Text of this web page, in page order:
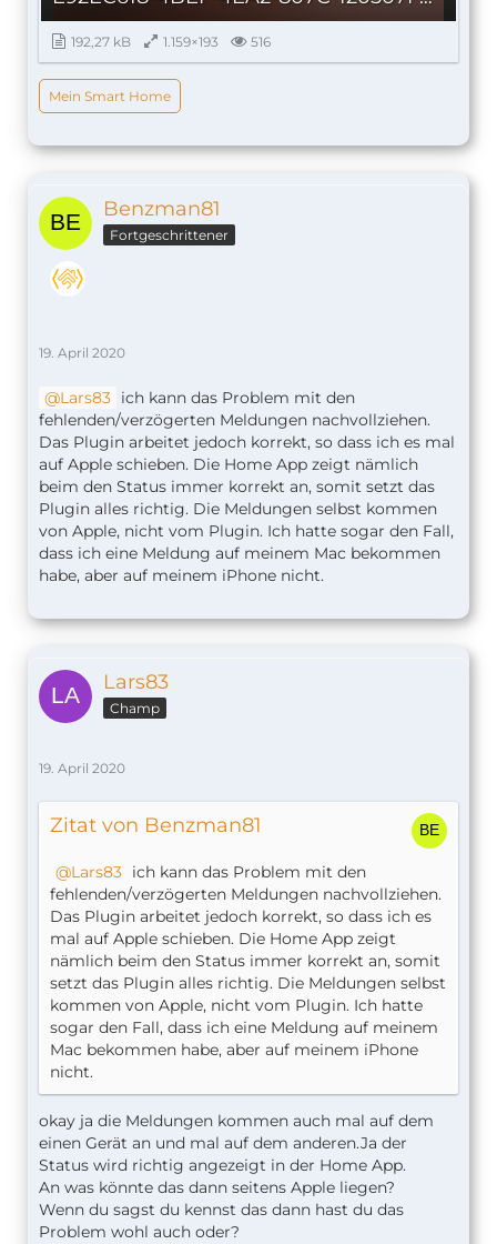
192,27 kB 1.159×193 516
Mein Smart Home
Benzman81
Fortgeschrittener
19. April 2020
Lars83 ich kann das Problem mit den
fehlenden/verzögerten Meldungen nachvollziehen.
Das Plugin arbeitet jedoch korrekt, so dass ich es mal
auf Apple schieben. Die Home App zeigt nämlich
beim den Status immer korrekt an, somit setzt das
Plugin alles richtig. Die Meldungen selbst kommen
von Apple, nicht vom Plugin. Ich hatte sogar den Fall,
dass ich eine Meldung auf meinem Mac bekommen
habe, aber auf meinem iPhone nicht.
Lars83
Champ
19. April 2020
Zitat von Benzman81
Lars83 ich kann das Problem mit den
fehlenden/verzögerten Meldungen nachvollziehen.
Das Plugin arbeitet jedoch korrekt, so dass ich es
mal auf Apple schieben. Die Home App zeigt
nämlich beim den Status immer korrekt an, somit
setzt das Plugin alles richtig. Die Meldungen selbst
kommen von Apple, nicht vom Plugin. Ich hatte
sogar den Fall, dass ich eine Meldung auf meinem
Mac bekommen habe, aber auf meinem iPhone
nicht.
okay ja die Meldungen kommen auch mal auf dem
einen Gerät an und mal auf dem anderen.Ja der
Status wird richtig angezeigt in der Home App.
An was könnte das dann seitens Apple liegen?
Wenn du sagst du kennst das dann hast du das
Problem wohl auch oder?